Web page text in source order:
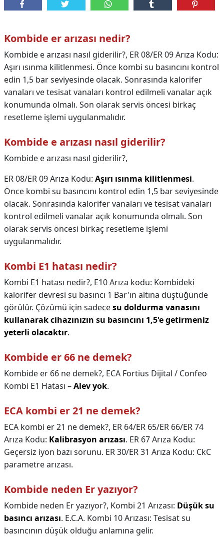
Kombide er arızası nedir?
Kombide e arızası nasıl giderilir?, ER 08/ER 09 Arıza Kodu:
Aşırı ısınma kilitlenmesi. Önce kombi su basıncını kontrol
edin 1,5 bar seviyesinde olacak. Sonrasında kalorifer
vanaları ve tesisat vanaları kontrol edilmeli vanalar açık
konumunda olmalı. Son olarak servis öncesi birkaç
resetleme işlemi uygulanmalıdır.
Kombide e arızası nasıl giderilir?
Kombide e arızası nasıl giderilir?,
ER 08/ER 09 Arıza Kodu: Aşırı ısınma kilitlenmesi.
Önce kombi su basıncını kontrol edin 1,5 bar seviyesinde
olacak. Sonrasında kalorifer vanaları ve tesisat vanaları
kontrol edilmeli vanalar açık konumunda olmalı. Son
olarak servis öncesi birkaç resetleme işlemi
uygulanmalıdır.
Kombi E1 hatası nedir?
Kombi E1 hatası nedir?, E10 Arıza kodu: Kombideki
kalorifer devresi su basıncı 1 Bar'ın altına düştüğünde
görülür. Çözümü için sadecesu doldurma vanasını
kullanarak cihazınızın su basıncını 1,5'e getirmeniz
yeterli olacaktır.
Kombide er 66 ne demek?
Kombide er 66 ne demek?, ECA Fortius Dijital / Confeo
Kombi E1 Hatası –Alev yok.
ECA kombi er 21 ne demek?
ECA kombi er 21 ne demek?, ER 64/ER 65/ER 66/ER 74
Arıza Kodu: Kalibrasyon arızası. ER 67 Arıza Kodu:
Geçersiz iyon bazı sorunu. ER 30/ER 31 Arıza Kodu: CkC
parametre arızası.
Kombide neden Er yazıyor?
Kombide neden Er yazıyor?, Kombi 21 Arızası: Düşük su
basıncı arızası. E.C.A. Kombi 10 Arızası: Tesisat su
basıncının düşük olduğu anlamına gelir.